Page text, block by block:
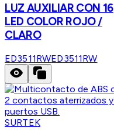
LUZ AUXILIAR CON 16
LED COLOR ROJO /
CLARO
ED3511RWED3511RW
SURTEK